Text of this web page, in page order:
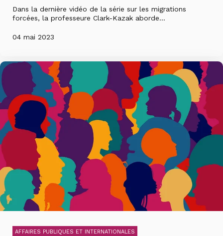
Dans la dernière vidéo de la série sur les migrations
forcées, la professeure Clark-Kazak aborde...
04 mai 2023
AFFAIRES PUBLIQUES ET INTERNATIONALES